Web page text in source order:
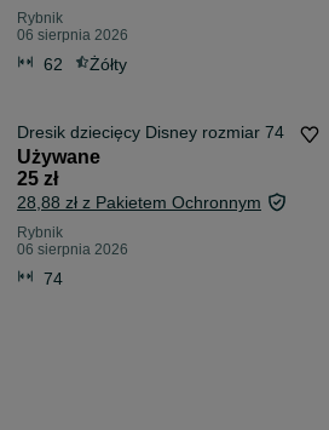
Rybnik
06 sierpnia 2026
62 Żółty
Dresik dziecięcy Disney rozmiar 74
Używane
25 zł
28,88 zł z Pakietem Ochronnym
Rybnik
06 sierpnia 2026
74